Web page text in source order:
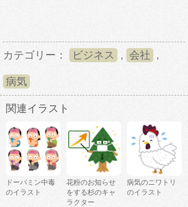
カテゴリー： ビジネス , 会社 ,
病気
関連イラスト
ドーパミン中毒
のイラスト
花粉のお知らせ
をする杉のキャ
ラクター
病気のニワトリ
のイラスト